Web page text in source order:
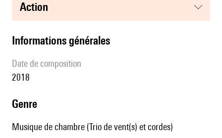
action
informations générales
date de composition
2018
genre
Musique de chambre (Trio de vent(s) et cordes)